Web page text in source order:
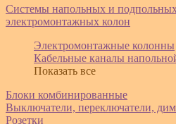
Системы напольных и
электромонтажных колон
Электромонтажные колонны
Кабельные каналы
Показать все
Блоки комбинированные
Выключатели, переключатели,
Розетки